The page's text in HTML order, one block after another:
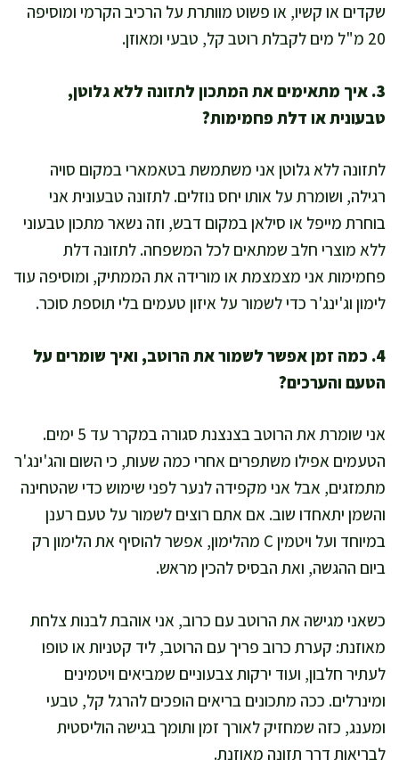
שקדים או קשיו, או פשוט מוותרת על הרכיב הקרמי ומוסיפה
20 מ"ל מים לקבלת רוטב קל, טבעי ומאוזן.
3. איך מתאימים את המתכון לתזונה ללא גלוטן,
טבעונית או דלת פחמימות?
לתזונה ללא גלוטן אני משתמשת בטאמארי במקום סויה
רגילה, ושומרת על אותו יחס נוזלים. לתזונה טבעונית אני
בוחרת מייפל או סילאן במקום דבש, וזה נשאר מתכון טבעוני
ללא מוצרי חלב שמתאים לכל המשפחה. לתזונה דלת
פחמימות אני מצמצמת או מורידה את הממתיק, ומוסיפה עוד
לימון וג'ינג'ר כדי לשמור על איזון טעמים בלי תוספת סוכר.
4. כמה זמן אפשר לשמור את הרוטב, ואיך שומרים על
הטעם והערכים?
אני שומרת את הרוטב בצנצנת סגורה במקרר עד 5 ימים.
הטעמים אפילו משתפרים אחרי כמה שעות, כי השום והג'ינג'ר
מתמזגים, אבל אני מקפידה לנער לפני שימוש כדי שהטחינה
והשמן יתאחדו שוב. אם אתם רוצים לשמור על טעם רענן
במיוחד ועל ויטמין C מהלימון, אפשר להוסיף את הלימון רק
ביום ההגשה, ואת הבסיס להכין מראש.
כשאני מגישה את הרוטב עם כרוב, אני אוהבת לבנות צלחת
מאוזנת: קערת כרוב פריך עם הרוטב, ליד קטניות או טופו
לעתיר חלבון, ועוד ירקות צבעוניים שמביאים ויטמינים
ומינרלים. ככה מתכונים בריאים הופכים להרגל קל, טבעי
ומענג, כזה שמחזיק לאורך זמן ותומך בגישה הוליסטית
לבריאות דרך תזונה מאוזנת.